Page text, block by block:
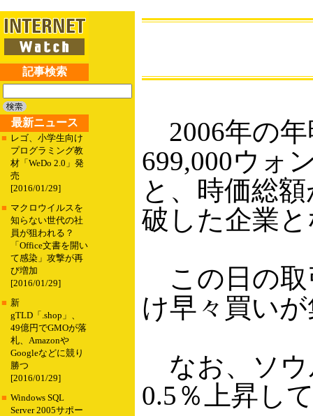
記事検索
最新ニュース
■ レゴ、小学生向け
プログラミング教
材「WeDo 2.0」発
売
[2016/01/29]
■ マクロウイルスを
知らない世代の社
員が狙われる？
「Office文書を開い
て感染」攻撃が再
び増加
[2016/01/29]
■ 新
gTLD「.shop」、
49億円でGMOが落
札、Amazonや
Googleなどに競り
勝つ
[2016/01/29]
■ Windows SQL
Server 2005サポー
2006年の年
699,000ウォ
と、時価総
破した企業
この日の取
け早々買い
なお、ソウ
0.5％上昇し